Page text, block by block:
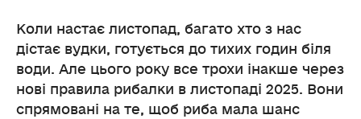
Коли настає листопад, багато хто з нас
дістає вудки, готується до тихих годин біля
води. Але цього року все трохи інакше через
нові правила рибалки в листопаді 2025. Вони
спрямовані на те, щоб риба мала шанс